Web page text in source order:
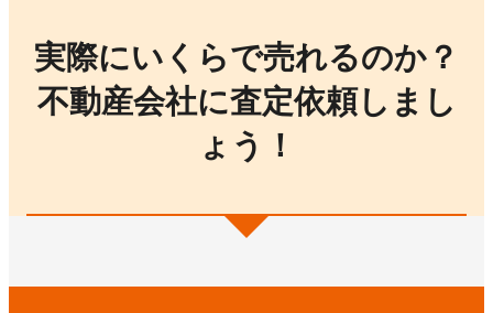
実際にいくらで売れるのか？
不動産会社に査定依頼しまし
ょう！